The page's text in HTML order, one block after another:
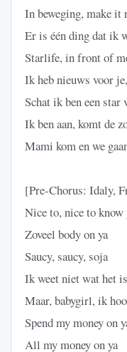
In beweging, make it
Er is één ding dat ik
Starlife, in front of
Ik heb nieuws voor
Schat ik ben een star
Ik ben aan, komt de
Mami kom en we
[Pre-Chorus: Idaly,
Nice to, nice to know
Zoveel body on ya
Saucy, saucy, soja
Ik weet niet wat het is
Maar, babygirl, ik
Spend my money on
All my money on ya